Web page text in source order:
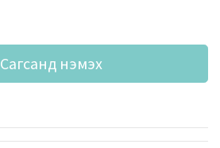
Сагсанд нэмэх